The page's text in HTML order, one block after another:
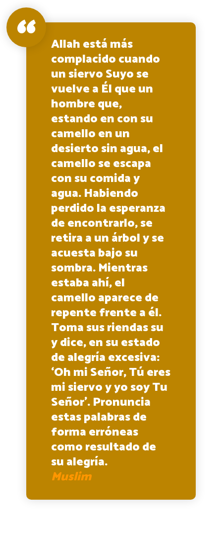
Allah está más
complacido cuando
un siervo Suyo se
vuelve a Él que un
hombre que,
estando en con su
camello en un
desierto sin agua, el
camello se escapa
con su comida y
agua. Habiendo
perdido la esperanza
de encontrarlo, se
retira a un árbol y se
acuesta bajo su
sombra. Mientras
estaba ahí, el
camello aparece de
repente frente a él.
Toma sus riendas su
y dice, en su estado
de alegría excesiva:
‘Oh mi Señor, Tú eres
mi siervo y yo soy Tu
Señor’. Pronuncia
estas palabras de
forma erróneas
como resultado de
su alegría.
Muslim